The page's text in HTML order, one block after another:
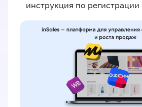
инструкция по регистрации